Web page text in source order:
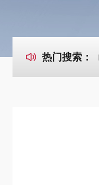
热门搜索：